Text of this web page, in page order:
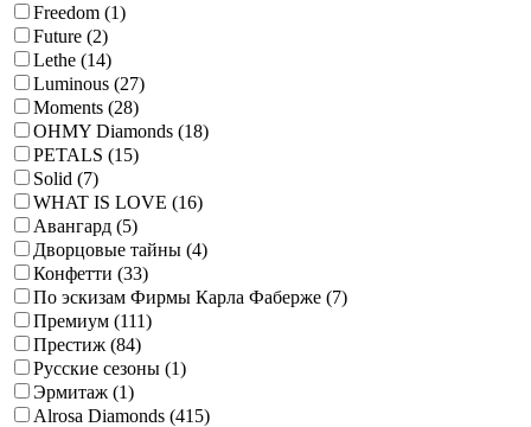
Freedom (1)
Future (2)
Lethe (14)
Luminous (27)
Moments (28)
OHMY Diamonds (18)
PETALS (15)
Solid (7)
WHAT IS LOVE (16)
Авангард (5)
Дворцовые тайны (4)
Конфетти (33)
По эскизам Фирмы Карла Фаберже (7)
Премиум (111)
Престиж (84)
Русские сезоны (1)
Эрмитаж (1)
Alrosa Diamonds (415)